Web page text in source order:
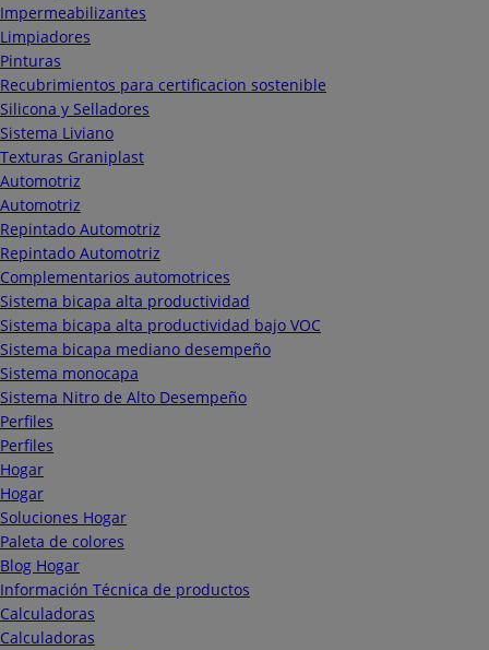
Impermeabilizantes
Limpiadores
Pinturas
Recubrimientos para certificacion sostenible
Silicona y Selladores
Sistema Liviano
Texturas Graniplast
Automotriz
Automotriz
Repintado Automotriz
Repintado Automotriz
Complementarios automotrices
Sistema bicapa alta productividad
Sistema bicapa alta productividad bajo VOC
Sistema bicapa mediano desempeño
Sistema monocapa
Sistema Nitro de Alto Desempeño
Perfiles
Perfiles
Hogar
Hogar
Soluciones Hogar
Paleta de colores
Blog Hogar
Información Técnica de productos
Calculadoras
Calculadoras